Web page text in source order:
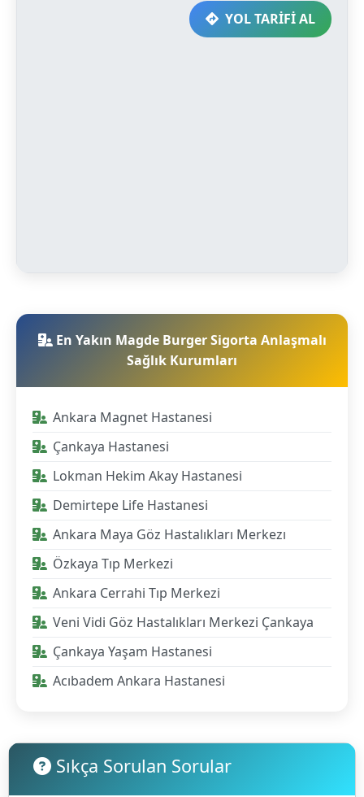
YOL TARİFİ AL
En Yakın Magde Burger Sigorta Anlaşmalı
Sağlık Kurumları
Ankara Magnet Hastanesi
Çankaya Hastanesi
Lokman Hekim Akay Hastanesi
Demirtepe Life Hastanesi
Ankara Maya Göz Hastalıkları Merkezı
Özkaya Tıp Merkezi
Ankara Cerrahi Tıp Merkezi
Veni Vidi Göz Hastalıkları Merkezi Çankaya
Çankaya Yaşam Hastanesi
Acıbadem Ankara Hastanesi
Sıkça Sorulan Sorular